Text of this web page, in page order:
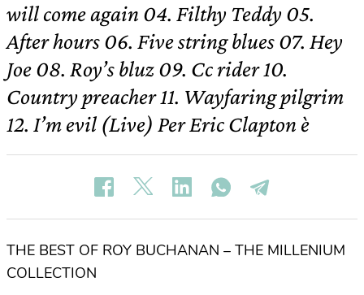
will come again 04. Filthy Teddy 05.
After hours 06. Five string blues 07. Hey
Joe 08. Roy’s bluz 09. Cc rider 10.
Country preacher 11. Wayfaring pilgrim
12. I’m evil (Live) Per Eric Clapton è
THE BEST OF ROY BUCHANAN – THE MILLENIUM
COLLECTION